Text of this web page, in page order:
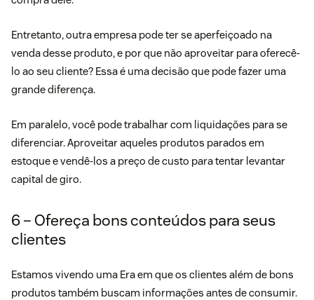
Entretanto, outra empresa pode ter se aperfeiçoado na
venda desse produto, e por que não aproveitar para oferecê-
lo ao seu cliente? Essa é uma decisão que pode fazer uma
grande diferença.
Em paralelo, você pode trabalhar com liquidações para se
diferenciar. Aproveitar aqueles produtos parados em
estoque e vendê-los a preço de custo para tentar levantar
capital de giro.
6 – Ofereça bons conteúdos para seus
clientes
Estamos vivendo uma Era em que os clientes além de bons
produtos também buscam informações antes de consumir.